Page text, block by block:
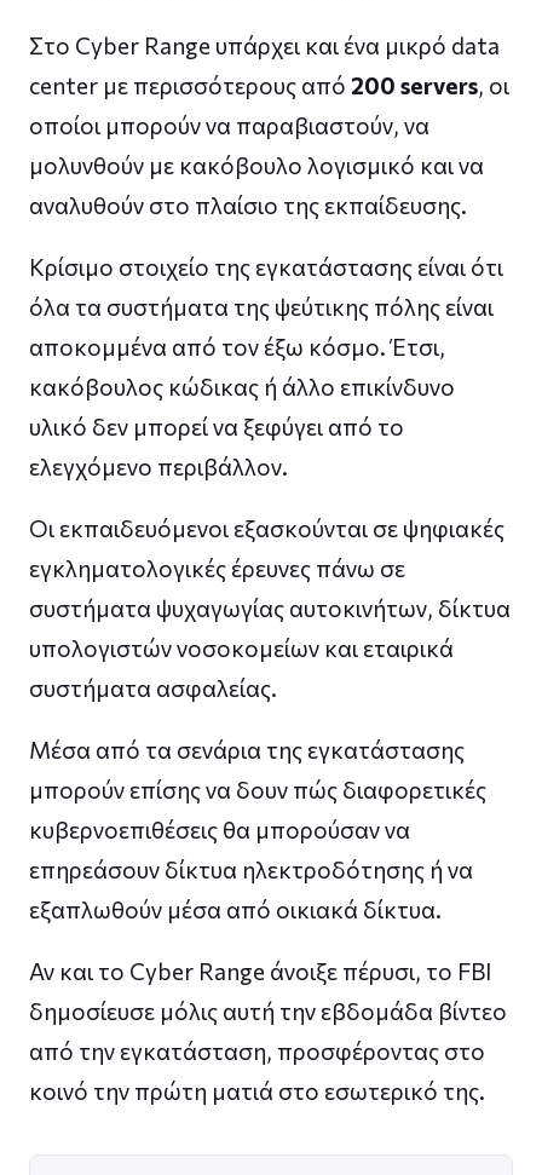
Στο Cyber Range υπάρχει και ένα μικρό data
center με περισσότερους από 200 servers, οι
οποίοι μπορούν να παραβιαστούν, να
μολυνθούν με κακόβουλο λογισμικό και να
αναλυθούν στο πλαίσιο της εκπαίδευσης.
Κρίσιμο στοιχείο της εγκατάστασης είναι ότι
όλα τα συστήματα της ψεύτικης πόλης είναι
αποκομμένα από τον έξω κόσμο. Έτσι,
κακόβουλος κώδικας ή άλλο επικίνδυνο
υλικό δεν μπορεί να ξεφύγει από το
ελεγχόμενο περιβάλλον.
Οι εκπαιδευόμενοι εξασκούνται σε ψηφιακές
εγκληματολογικές έρευνες πάνω σε
συστήματα ψυχαγωγίας αυτοκινήτων, δίκτυα
υπολογιστών νοσοκομείων και εταιρικά
συστήματα ασφαλείας.
Μέσα από τα σενάρια της εγκατάστασης
μπορούν επίσης να δουν πώς διαφορετικές
κυβερνοεπιθέσεις θα μπορούσαν να
επηρεάσουν δίκτυα ηλεκτροδότησης ή να
εξαπλωθούν μέσα από οικιακά δίκτυα.
Αν και το Cyber Range άνοιξε πέρυσι, το FBI
δημοσίευσε μόλις αυτή την εβδομάδα βίντεο
από την εγκατάσταση, προσφέροντας στο
κοινό την πρώτη ματιά στο εσωτερικό της.